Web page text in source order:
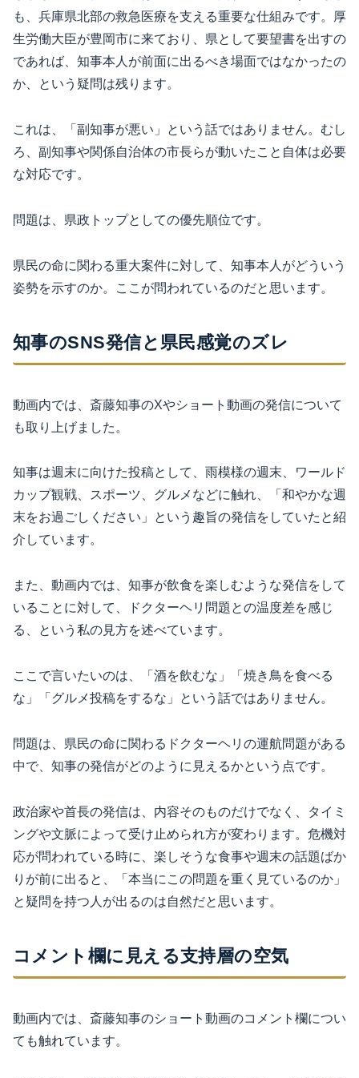
も、兵庫県北部の救急医療を支える重要な仕組みです。厚
生労働大臣が豊岡市に来ており、県として要望書を出すの
であれば、知事本人が前面に出るべき場面ではなかったの
か、という疑問は残ります。
これは、「副知事が悪い」という話ではありません。むし
ろ、副知事や関係自治体の市長らが動いたこと自体は必要
な対応です。
問題は、県政トップとしての優先順位です。
県民の命に関わる重大案件に対して、知事本人がどういう
姿勢を示すのか。ここが問われているのだと思います。
知事のSNS発信と県民感覚のズレ
動画内では、斎藤知事のXやショート動画の発信について
も取り上げました。
知事は週末に向けた投稿として、雨模様の週末、ワールド
カップ観戦、スポーツ、グルメなどに触れ、「和やかな週
末をお過ごしください」という趣旨の発信をしていたと紹
介しています。
また、動画内では、知事が飲食を楽しむような発信をして
いることに対して、ドクターヘリ問題との温度差を感じ
る、という私の見方を述べています。
ここで言いたいのは、「酒を飲むな」「焼き鳥を食べる
な」「グルメ投稿をするな」という話ではありません。
問題は、県民の命に関わるドクターヘリの運航問題がある
中で、知事の発信がどのように見えるかという点です。
政治家や首長の発信は、内容そのものだけでなく、タイミ
ングや文脈によって受け止められ方が変わります。危機対
応が問われている時に、楽しそうな食事や週末の話題ばか
りが前に出ると、「本当にこの問題を重く見ているのか」
と疑問を持つ人が出るのは自然だと思います。
コメント欄に見える支持層の空気
動画内では、斎藤知事のショート動画のコメント欄につい
ても触れています。